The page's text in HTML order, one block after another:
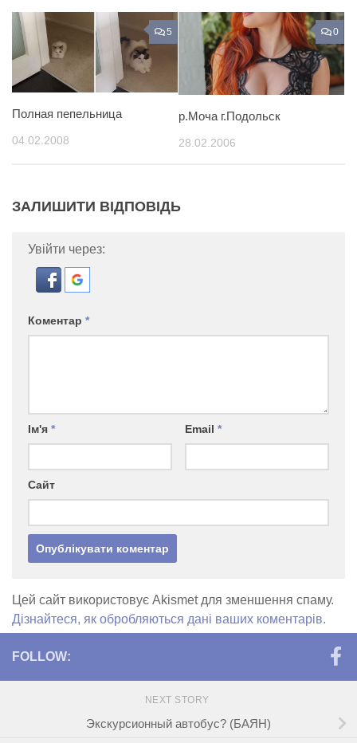
5
Полная пепельница
04.02.2008
0
р.Моча г.Подольск
28.02.2006
ЗАЛИШИТИ ВІДПОВІДЬ
Увійти через:
Коментар *
Ім'я * Email *
Сайт
Цей сайт використовує Akismet для зменшення спаму.
Дізнайтеся, як обробляються дані ваших коментарів.
FOLLOW:
NEXT STORY
Экскурсионный автобус? (БАЯН)